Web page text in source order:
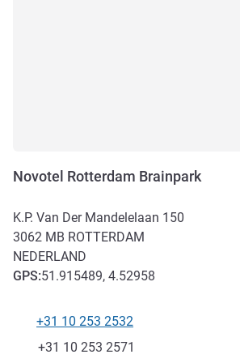
Novotel Rotterdam Brainpark
K.P. Van Der Mandelelaan 150
3062 MB ROTTERDAM
NEDERLAND
GPS:51.915489, 4.52958
Telefoon
+31 10 253 2532
Fax
+31 10 253 2571